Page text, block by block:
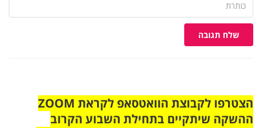
שלח תגובה
הצטרפו לקבוצת הוואטסאפ לקראת ZOOM
ההשקה שיתקיים בתחילת השבוע הקרוב